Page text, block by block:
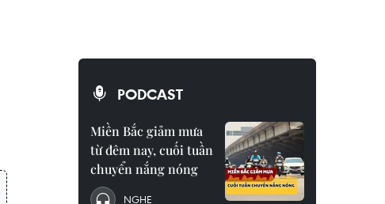
PODCAST
Miền Bắc giảm mưa
từ đêm nay, cuối tuần
chuyển nắng nóng
NGHE